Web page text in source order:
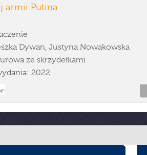
armii Putina
Dywan, Justyna Nowakowska
ze skrzydełkami
2022